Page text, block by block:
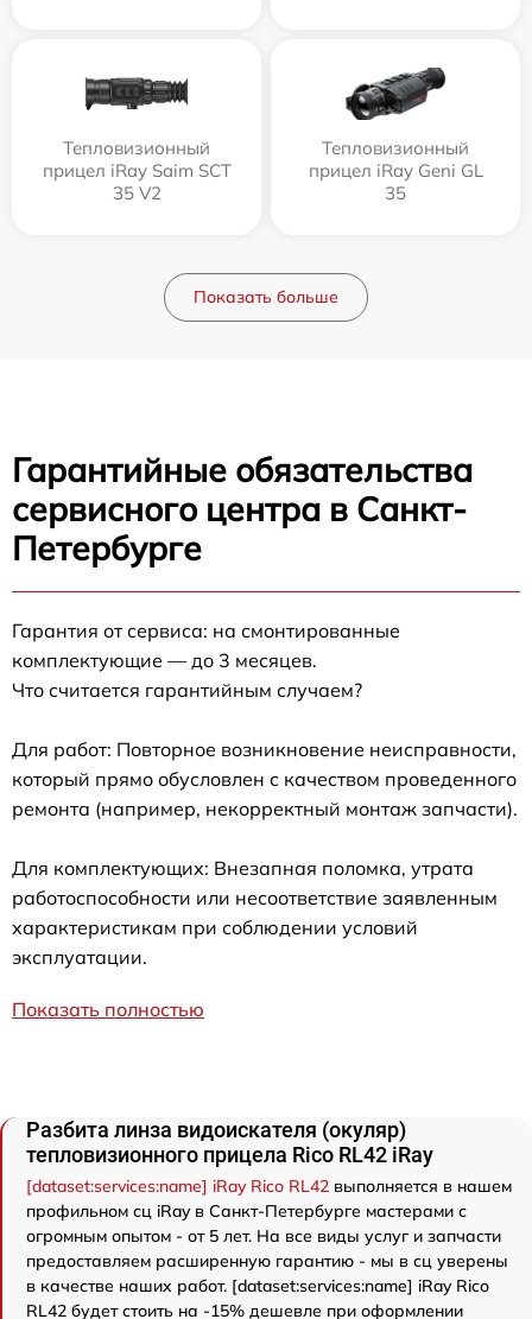
Тепловизионный
прицел iRay Saim SCT
35 V2
Тепловизионный
прицел iRay Geni GL
35
Показать больше
Гарантийные обязательства
сервисного центра в Санкт-
Петербурге
Гарантия от сервиса: на смонтированные
комплектующие — до 3 месяцев.
Что считается гарантийным случаем?
Для работ: Повторное возникновение неисправности,
который прямо обусловлен с качеством проведенного
ремонта (например, некорректный монтаж запчасти).
Для комплектующих: Внезапная поломка, утрата
работоспособности или несоответствие заявленным
характеристикам при соблюдении условий
эксплуатации.
Показать полностью
Разбита линза видоискателя (окуляр)
тепловизионного прицела Rico RL42 iRay
[dataset:services:name] iRay Rico RL42 выполняется в нашем
профильном сц iRay в Санкт-Петербурге мастерами с
огромным опытом - от 5 лет. На все виды услуг и запчасти
предоставляем расширенную гарантию - мы в сц уверены
в качестве наших работ. [dataset:services:name] iRay Rico
RL42 будет стоить на -15% дешевле при оформлении